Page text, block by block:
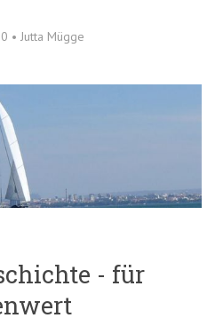
• Jutta Mügge
- für